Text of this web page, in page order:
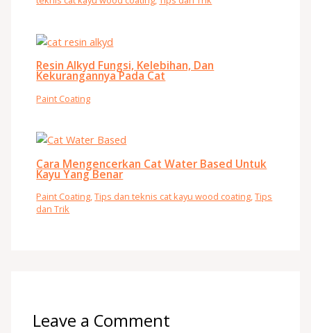
Resin Alkyd Fungsi, Kelebihan, Dan
Kekurangannya Pada Cat
Paint Coating
Cara Mengencerkan Cat Water Based Untuk
Kayu Yang Benar
Paint Coating,Tips dan teknis cat kayu wood coating,Tips
dan Trik
Leave a Comment